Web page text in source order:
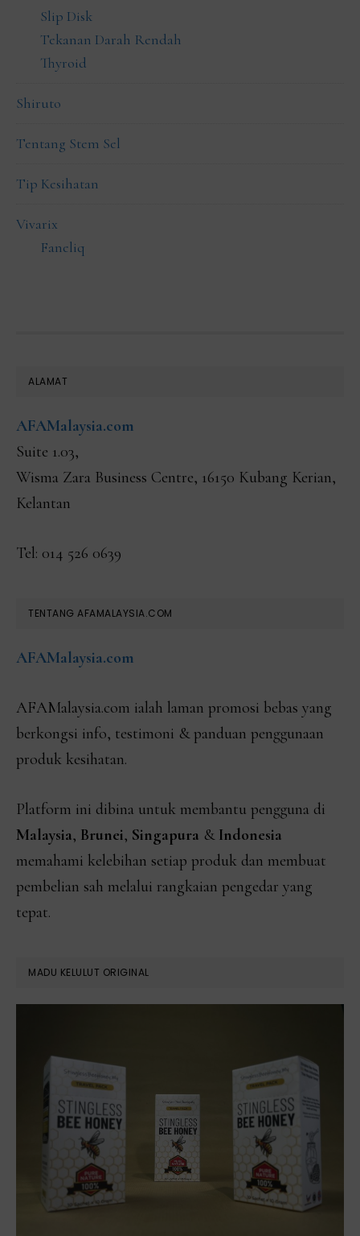
Slip Disk
Tekanan Darah Rendah
Thyroid
Shiruto
Tentang Stem Sel
Tip Kesihatan
Vivarix
Faneliq
FOOTER
ALAMAT
AFAMalaysia.com
Suite 1.03,
Wisma Zara Business Centre, 16150 Kubang Kerian,
Kelantan
Tel: 014 526 0639
TENTANG AFAMALAYSIA.COM
AFAMalaysia.com
AFAMalaysia.com ialah laman promosi bebas yang
berkongsi info, testimoni & panduan penggunaan
produk kesihatan.
Platform ini dibina untuk membantu pengguna di
Malaysia, Brunei, Singapura & Indonesia
memahami kelebihan setiap produk dan membuat
pembelian sah melalui rangkaian pengedar yang
tepat.
MADU KELULUT ORIGINAL